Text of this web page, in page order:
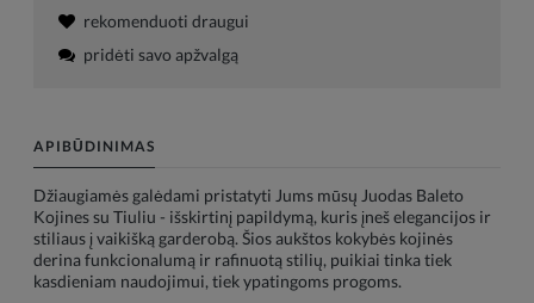
rekomenduoti draugui
pridėti savo apžvalgą
APIBŪDINIMAS
Džiaugiamės galėdami pristatyti Jums mūsų Juodas Baleto
Kojines su Tiuliu - išskirtinį papildymą, kuris įneš elegancijos ir
stiliaus į vaikišką garderobą. Šios aukštos kokybės kojinės
derina funkcionalumą ir rafinuotą stilių, puikiai tinka tiek
kasdieniam naudojimui, tiek ypatingoms progoms.